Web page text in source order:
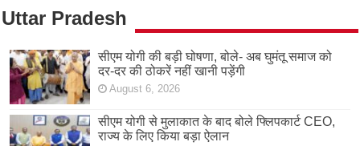
Uttar Pradesh
सीएम योगी की बड़ी घोषणा, बोले- अब घुमंतू समाज को
दर-दर की ठोकरें नहीं खानी पड़ेंगी
August 6, 2026
सीएम योगी से मुलाकात के बाद बोले फ्लिपकार्ट CEO,
राज्य के लिए किया बड़ा ऐलान